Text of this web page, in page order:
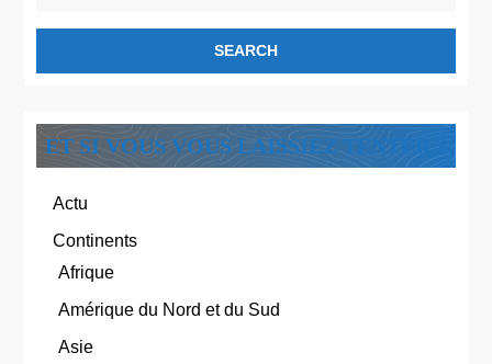
ET SI VOUS VOUS LAISSIEZ TENTER ?
Actu
Continents
Afrique
Amérique du Nord et du Sud
Asie